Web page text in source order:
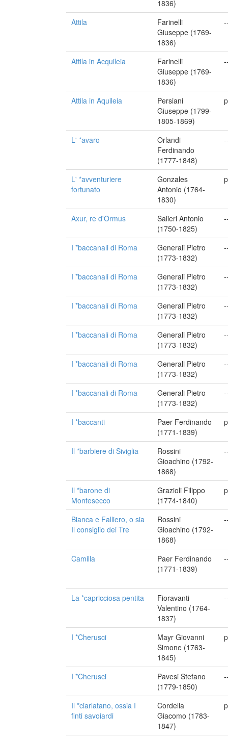
1836)
Attila
Farinelli
Giuseppe (1769-
1836)
Attila in Acquileia
Farinelli
Giuseppe (1769-
1836)
Attila in Aquileia
Persiani
Giuseppe (1799-
1805-1869)
L' *avaro
Orlandi
Ferdinando
(1777-1848)
L' *avventuriere
fortunato
Gonzales
Antonio (1764-
1830)
Axur, re d'Ormus
Salieri Antonio
(1750-1825)
I *baccanali di Roma
Generali Pietro
(1773-1832)
I *baccanali di Roma
Generali Pietro
(1773-1832)
I *baccanali di Roma
Generali Pietro
(1773-1832)
I *baccanali di Roma
Generali Pietro
(1773-1832)
I *baccanali di Roma
Generali Pietro
(1773-1832)
I *baccanali di Roma
Generali Pietro
(1773-1832)
I *baccanti
Paer Ferdinando
(1771-1839)
Il *barbiere di Siviglia
Rossini
Gioachino (1792-
1868)
Il *barone di
Montesecco
Grazioli Filippo
(1774-1840)
Bianca e Falliero, o sia
Il consiglio dei Tre
Rossini
Gioachino (1792-
1868)
Camilla
Paer Ferdinando
(1771-1839)
La *capricciosa pentita
Fioravanti
Valentino (1764-
1837)
I *Cherusci
Mayr Giovanni
Simone (1763-
1845)
I *Cherusci
Pavesi Stefano
(1779-1850)
Il *ciarlatano, ossia I
finti savoiardi
Cordella
Giacomo (1783-
1847)